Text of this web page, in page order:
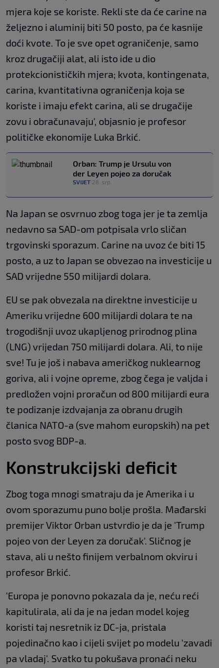
mjera koje se koriste. Rekli ste da će carine na
željezno i aluminij biti 50 posto, pa će kasnije
doći kvote. To je sve opet ograničenje, samo
kroz drugačiji alat, ali isto ide u dio
protekcionističkih mjera; kvota, kontingenata,
carina, kvantitativna ograničenja koja se
koriste i imaju efekt carina, ali se drugačije
zovu i obračunavaju', objasnio je profesor
političke ekonomije Luka Brkić.
Orban: Trump je Ursulu von
der Leyen pojeo za doručak
SVIJET 28. srp.
Na Japan se osvrnuo zbog toga jer je ta zemlja
nedavno sa SAD-om potpisala vrlo sličan
trgovinski sporazum. Carine na uvoz će biti 15
posto, a uz to Japan se obvezao na investicije u
SAD vrijedne 550 milijardi dolara.
EU se pak obvezala na direktne investicije u
Ameriku vrijedne 600 milijardi dolara te na
trogodišnji uvoz ukapljenog prirodnog plina
(LNG) vrijedan 750 milijardi dolara. Ali, to nije
sve! Tu je još i nabava američkog nuklearnog
goriva, ali i vojne opreme, zbog čega je valjda i
predložen vojni proračun od 800 milijardi eura
te podizanje izdvajanja za obranu drugih
članica NATO-a (sve mahom europskih) na pet
posto svog BDP-a.
Konstrukcijski deficit
Zbog toga mnogi smatraju da je Amerika i u
ovom sporazumu puno bolje prošla. Mađarski
premijer Viktor Orban ustvrdio je da je 'Trump
pojeo von der Leyen za doručak'. Sličnog je
stava, ali u nešto finijem verbalnom okviru i
profesor Brkić.
'Europa je ponovno pokazala da je, neću reći
kapitulirala, ali da je na jedan model kojeg
koristi taj nesretnik iz DC-ja, pristala
pojedinačno kao i cijeli svijet po modelu 'zavadi
pa vladaj'. Svatko tu pokušava pronaći neku